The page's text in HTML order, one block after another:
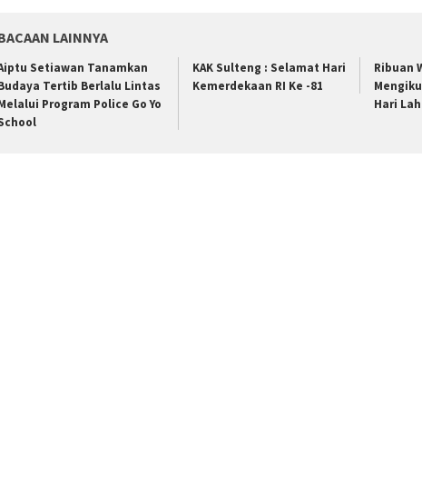
LAINNYA
Setiawan Tanamkan
Tertib Berlalu Lintas
Program Police Go Yo
KAK Sulteng : Selamat Hari
Kemerdekaan RI Ke -81
Ribuan
Hari
AYO PUTUSKAN RANTAI